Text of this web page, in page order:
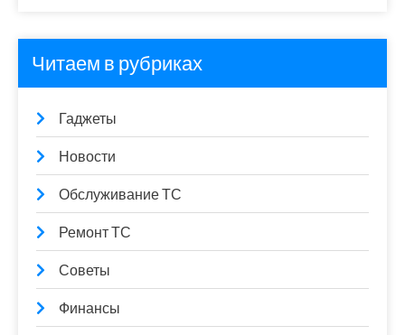
Читаем в рубриках
Гаджеты
Новости
Обслуживание ТС
Ремонт ТС
Советы
Финансы